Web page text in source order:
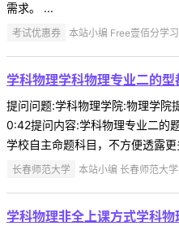
需求。 ...
考试优惠券 本站小编 Free壹佰分学
学科物理学科物理专业二的型
提问问题:学科物理学院:物理学
0:42提问内容:学科物理专业二的
学校自主命题科目，不方便透露
长春师范大学 本站小编 长春师范大
学科物理非全上课方式学科